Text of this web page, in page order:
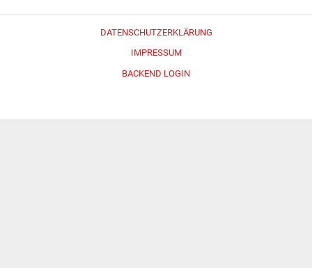
DATENSCHUTZERKLÄRUNG
IMPRESSUM
BACKEND LOGIN